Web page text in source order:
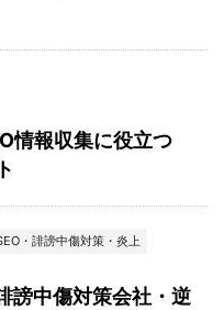
情報収集に役立つ
・誹謗中傷対策・炎上
謗中傷対策会社・逆